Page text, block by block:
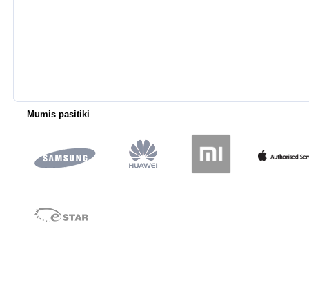
Mumis pasitiki